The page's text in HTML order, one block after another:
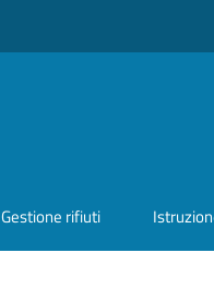
Gestione rifiuti